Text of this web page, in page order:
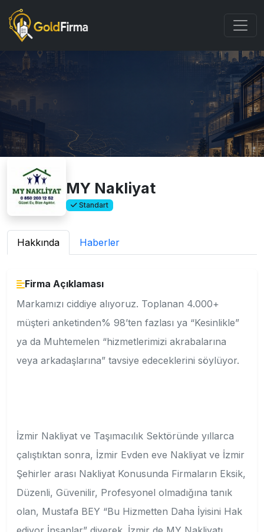
MY Nakliyat
Standart
Hakkında Haberler
Firma Açıklaması
Markamızı ciddiye alıyoruz. Toplanan 4.000+
müşteri anketinden% 98’ten fazlası ya “Kesinlikle”
ya da Muhtemelen “hizmetlerimizi akrabalarına
veya arkadaşlarına” tavsiye edeceklerini söylüyor.
İzmir Nakliyat ve Taşımacılık Sektöründe yıllarca
çalıştıktan sonra, İzmir Evden eve Nakliyat ve İzmir
Şehirler arası Nakliyat Konusunda Firmaların Eksik,
Düzenli, Güvenilir, Profesyonel olmadığına tanık
olan, Mustafa BEY “Bu Hizmetten Daha İyisini Hak